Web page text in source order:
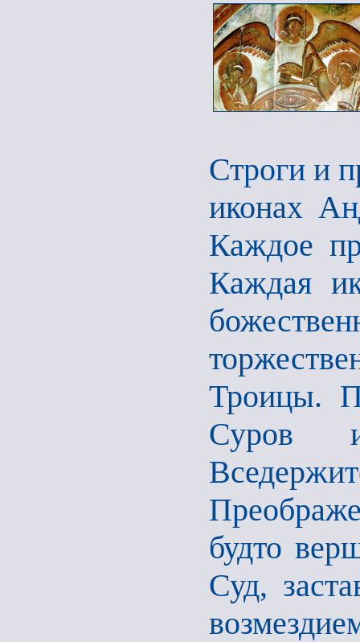
Строги и
иконах
Каждое
Каждая
Троицы.
Суров
будто
Суд,